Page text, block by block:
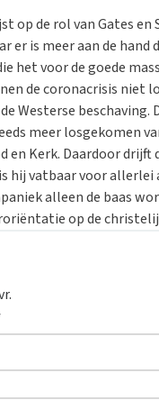
op de rol van Gates en
er is meer aan de hand
het voor de goede
de coronacrisis niet
Westerse beschaving.
meer losgekomen
en Kerk. Daardoor drijft
hij vatbaar voor allerlei
alleen de baas
op de